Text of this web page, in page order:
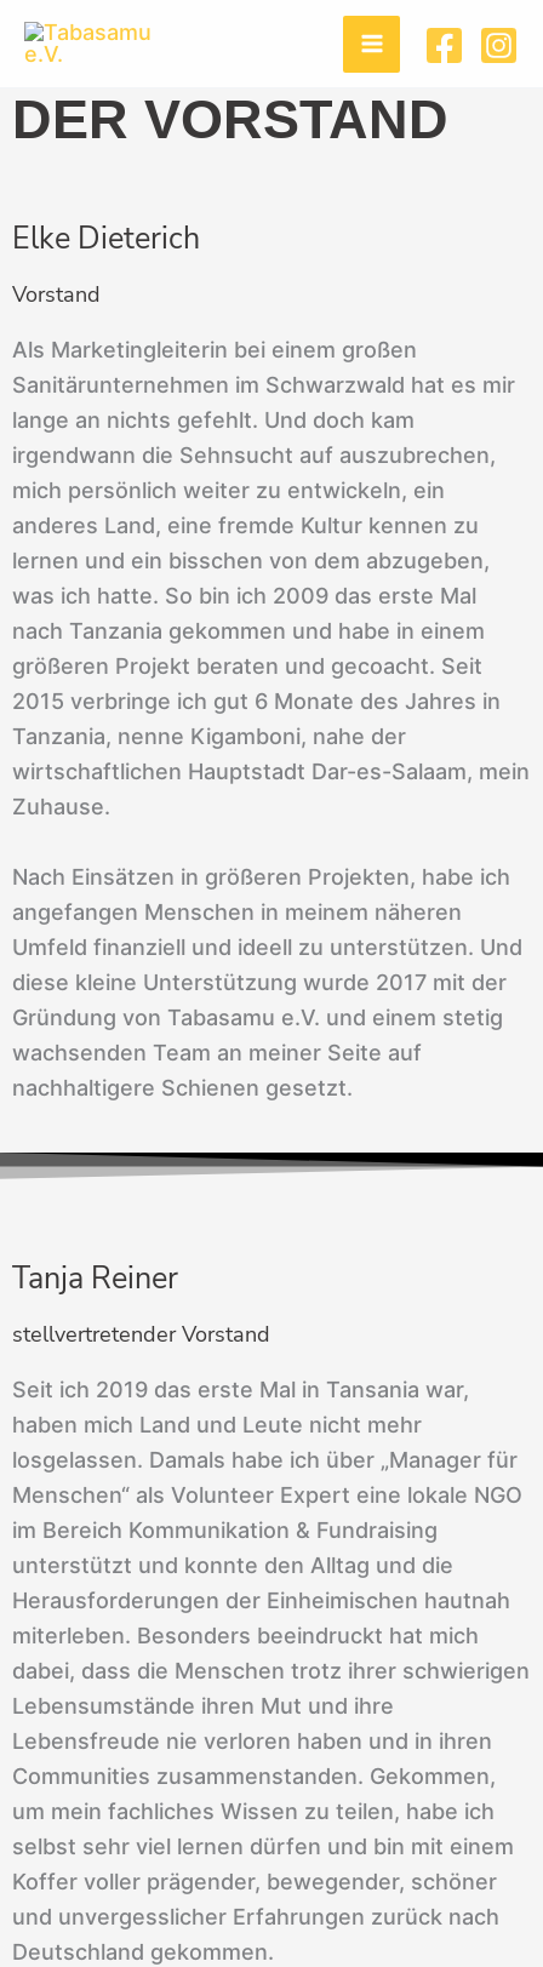
Zum
Inhalt
DER VORSTAND
Elke Dieterich
Vorstand
Als Marketingleiterin bei einem großen
Sanitärunternehmen im Schwarzwald hat es mir
lange an nichts gefehlt. Und doch kam
irgendwann die Sehnsucht auf auszubrechen,
mich persönlich weiter zu entwickeln, ein
anderes Land, eine fremde Kultur kennen zu
lernen und ein bisschen von dem abzugeben,
was ich hatte. So bin ich 2009 das erste Mal
nach Tanzania gekommen und habe in einem
größeren Projekt beraten und gecoacht. Seit
2015 verbringe ich gut 6 Monate des Jahres in
Tanzania, nenne Kigamboni, nahe der
wirtschaftlichen Hauptstadt Dar-es-Salaam, mein
Zuhause.
Nach Einsätzen in größeren Projekten, habe ich
angefangen Menschen in meinem näheren
Umfeld finanziell und ideell zu unterstützen. Und
diese kleine Unterstützung wurde 2017 mit der
Gründung von Tabasamu e.V. und einem stetig
wachsenden Team an meiner Seite auf
nachhaltigere Schienen gesetzt.
Seit ich 2019 das erste Mal in Tansania war,
haben mich Land und Leute nicht mehr
losgelassen. Damals habe ich über „Manager für
Menschen“ als Volunteer Expert eine lokale NGO
im Bereich Kommunikation & Fundraising
unterstützt und konnte den Alltag und die
Herausforderungen der Einheimischen hautnah
miterleben. Besonders beeindruckt hat mich
dabei, dass die Menschen trotz ihrer schwierigen
Lebensumstände ihren Mut und ihre
Lebensfreude nie verloren haben und in ihren
Communities zusammenstanden. Gekommen,
um mein fachliches Wissen zu teilen, habe ich
selbst sehr viel lernen dürfen und bin mit einem
Koffer voller prägender, bewegender, schöner
und unvergesslicher Erfahrungen zurück nach
Deutschland gekommen.
Tanja Reiner
stellvertretender Vorstand